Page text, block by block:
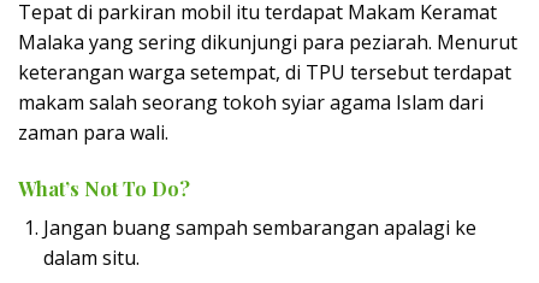
Tepat di parkiran mobil itu terdapat Makam Keramat
Malaka yang sering dikunjungi para peziarah. Menurut
keterangan warga setempat, di TPU tersebut terdapat
makam salah seorang tokoh syiar agama Islam dari
zaman para wali.
What’s Not To Do?
Jangan buang sampah sembarangan apalagi ke
dalam situ.